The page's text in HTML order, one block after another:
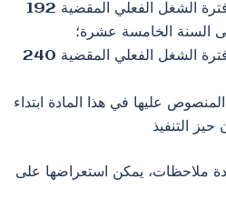
192 ساعة من الأجر، فيما يخص فترة الشغل الفعلي المقضية
السنة الخامسة عشرة؛
240 ساعة من الأجر، فيما يخص فترة الشغل الفعلي المقضية
عليها في هذا المادة ابتداء
ملاحظات، يمكن استعراضها على